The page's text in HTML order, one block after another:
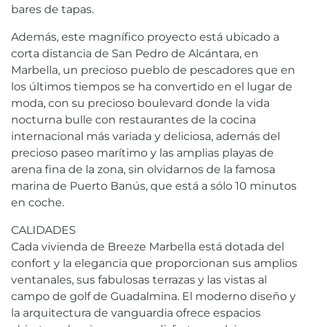
bares de tapas.
Además, este magnífico proyecto está ubicado a
corta distancia de San Pedro de Alcántara, en
Marbella, un precioso pueblo de pescadores que en
los últimos tiempos se ha convertido en el lugar de
moda, con su precioso boulevard donde la vida
nocturna bulle con restaurantes de la cocina
internacional más variada y deliciosa, además del
precioso paseo marítimo y las amplias playas de
arena fina de la zona, sin olvidarnos de la famosa
marina de Puerto Banús, que está a sólo 10 minutos
en coche.
CALIDADES
Cada vivienda de Breeze Marbella está dotada del
confort y la elegancia que proporcionan sus amplios
ventanales, sus fabulosas terrazas y las vistas al
campo de golf de Guadalmina. El moderno diseño y
la arquitectura de vanguardia ofrece espacios